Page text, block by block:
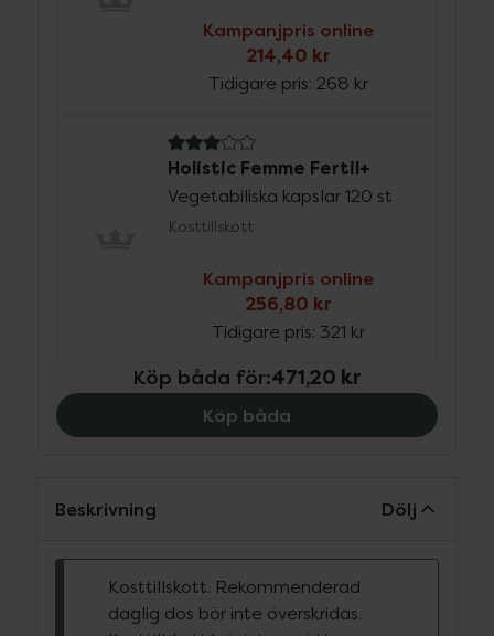
Kampanjpris online
214,40 kr
Tidigare pris: 268 kr
3 av 5 i omdöme
Holistic Femme Fertil+
Vegetabiliska kapslar 120 st
Kosttillskott
Kampanjpris online
256,80 kr
Tidigare pris: 321 kr
Köp båda för:471,20 kr
Köp båda
Beskrivning Dölj
Kosttillskott. Rekommenderad
daglig dos bör inte överskridas.